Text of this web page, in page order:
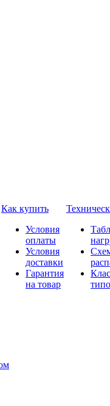
Как купить
Условия
оплаты
Условия
доставки
Гарантия
на товар